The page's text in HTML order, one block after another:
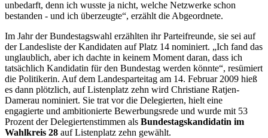
unbedarft, denn ich wusste ja nicht, welche Netzwerke schon
bestanden - und ich überzeugte“, erzählt die Abgeordnete.
Im Jahr der Bundestagswahl erzählten ihr Parteifreunde, sie sei auf
der Landesliste der Kandidaten auf Platz 14 nominiert. „Ich fand das
unglaublich, aber ich dachte in keinem Moment daran, dass ich
tatsächlich Kandidatin für den Bundestag werden könnte“, resümiert
die Politikerin. Auf dem Landesparteitag am 14. Februar 2009 hieß
es dann plötzlich, auf Listenplatz zehn wird Christiane Ratjen-
Damerau nominiert. Sie trat vor die Delegierten, hielt eine
engagierte und ambitionierte Bewerbungsrede und wurde mit 53
Prozent der Delegiertenstimmen als Bundestagskandidatin im
Wahlkreis 28 auf Listenplatz zehn gewählt.